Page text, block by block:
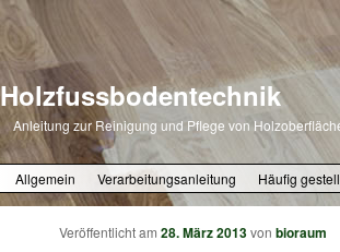
Holzfussbodentechnik
Anleitung zur Reinigung und Pflege von
Zum primären Inhalt springen
Zum sekundären Inhalt springen
Allgemein Verarbeitungsanleitung Häufig
Veröffentlicht am 28. März 2013von bioraum